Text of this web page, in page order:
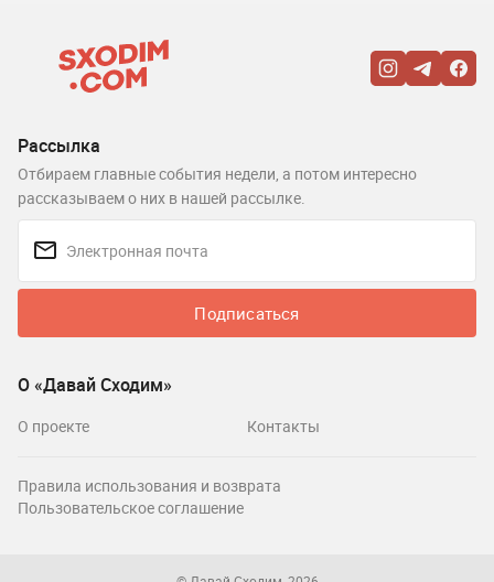
Рассылка
Отбираем главные события недели, а потом интересно
рассказываем о них в нашей рассылке.
Подписаться
О «Давай Сходим»
О проекте Контакты
Правила использования и возврата
Пользовательское соглашение